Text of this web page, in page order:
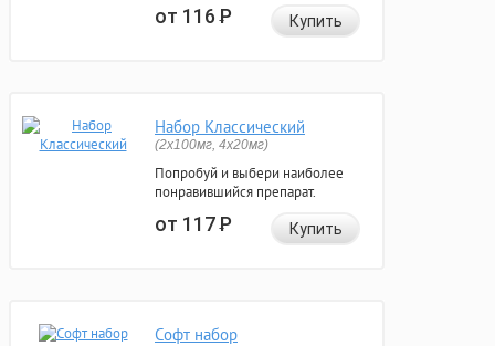
от 116Р Купить
Набор Классический
(2x100мг, 4x20мг)
Попробуй и выбери наиболее
понравившийся препарат.
от 117Р Купить
Софт набор